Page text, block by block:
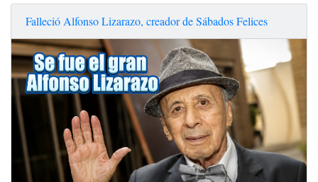
Falleció Alfonso Lizarazo, creador de Sábados Felices